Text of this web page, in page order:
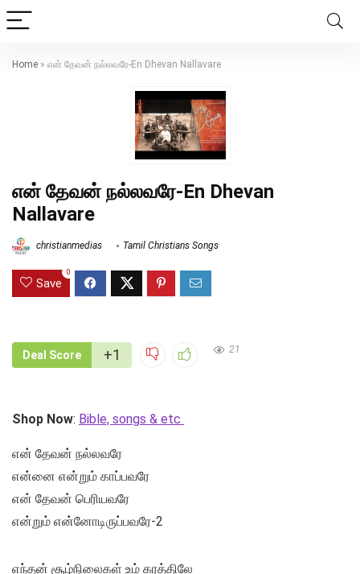
Home » என் தேவன் நல்லவரே-En Dhevan Nallavare
என் தேவன் நல்லவரே-En Dhevan
Nallavare
christianmedias Tamil Christians Songs
Save
0
Deal Score +1 21
Shop Now: Bible, songs & etc
என் தேவன் நல்லவரே
என்னை என்றும் காப்பவரே
என் தேவன் பெரியவரே
என்றும் என்னோடிருப்பவரே-2
எந்தன் சூழ்நிலைகள் உம் கரத்திலே